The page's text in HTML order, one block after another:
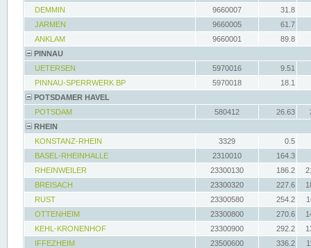
DEMMIN
9660007
31.8
JARMEN
9660005
61.7
ANKLAM
9660001
89.8
PINNAU
UETERSEN
5970016
9.51
PINNAU-SPERRWERK BP
5970018
18.1
POTSDAMER HAVEL
POTSDAM
580412 26.63
RHEIN
KONSTANZ-RHEIN
3329
0.5
BASEL-RHEINHALLE
2310010
164.3
RHEINWEILER
23300130 186.2
BREISACH
23300320 227.6
RUST
23300580 254.2
OTTENHEIM
23300800 270.6
KEHL-KRONENHOF
23300900 292.2
IFFEZHEIM
23500600 336.2